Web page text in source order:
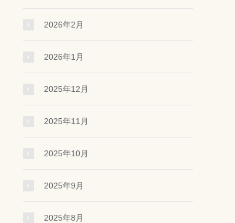
2026年2月
2026年1月
2025年12月
2025年11月
2025年10月
2025年9月
2025年8月